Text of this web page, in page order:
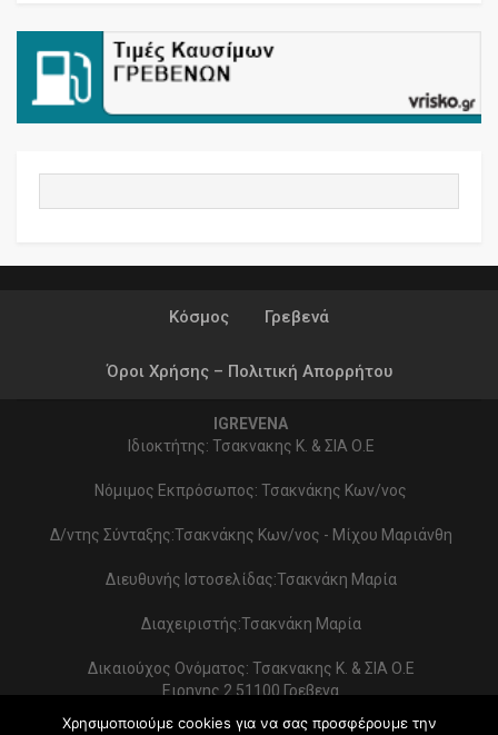
Κόσμος Γρεβενά
Όροι Χρήσης – Πολιτική Απορρήτου
IGREVENA
Ιδιοκτήτης: Τσακνακης Κ. & ΣΙΑ Ο.Ε
Νόμιμος Εκπρόσωπος: Τσακνάκης Κων/νος
Δ/ντης Σύνταξης:Τσακνάκης Κων/νος - Μίχου Μαριάνθη
Διευθυνής Ιστοσελίδας:Τσακνάκη Μαρία
Διαχειριστής:Τσακνάκη Μαρία
Δικαιούχος Ονόματος: Τσακνακης Κ. & ΣΙΑ Ο.Ε
Ειρηνης 2 51100 Γρεβενα
Χρησιμοποιούμε cookies για να σας προσφέρουμε την